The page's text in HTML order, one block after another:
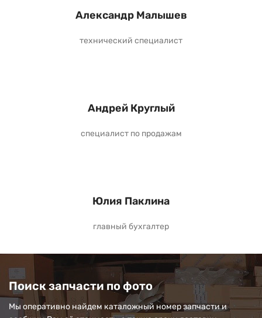
Александр Малышев
технический специалист
Андрей Круглый
специалист по продажам
Юлия Паклина
главный бухгалтер
Поиск запчасти по фото
Мы оперативно найдем каталожный номер запчасти и